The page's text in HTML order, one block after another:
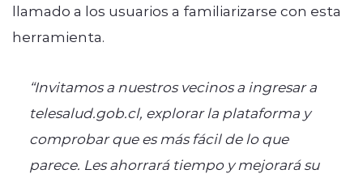
llamado a los usuarios a familiarizarse con esta
herramienta.
“Invitamos a nuestros vecinos a ingresar a
telesalud.gob.cl, explorar la plataforma y
comprobar que es más fácil de lo que
parece. Les ahorrará tiempo y mejorará su